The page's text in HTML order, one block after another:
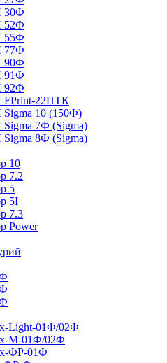
30Ф
52Ф
55Ф
77Ф
90Ф
91Ф
92Ф
22ПТК
10 (150Ф)
7Ф (Sigma)
8Ф (Sigma)
10
7.2
5
5I
7.3
Power
Light-01Ф/02Ф
М-01Ф/02Ф
ФР-01Ф